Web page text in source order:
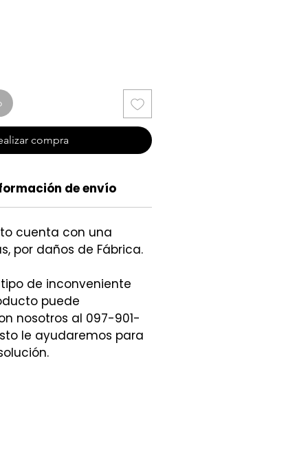
compra
de envío
cuenta con una
por daños de Fábrica.
de inconveniente
puede
nosotros al 097-901-
le ayudaremos para